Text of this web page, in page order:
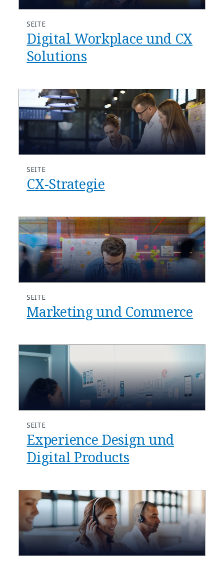
SEITE
Digital Workplace und CX
Solutions
SEITE
CX-Strategie
SEITE
Marketing und Commerce
SEITE
Experience Design und
Digital Products